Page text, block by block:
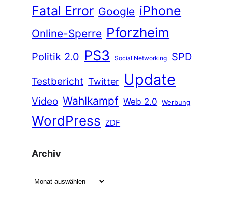
Fatal Error Google iPhone
Online-Sperre Pforzheim
Politik 2.0 PS3 Social Networking
SPD
Testbericht Twitter Update
Video Wahlkampf Web 2.0 Werbung
WordPress ZDF
Archiv
A